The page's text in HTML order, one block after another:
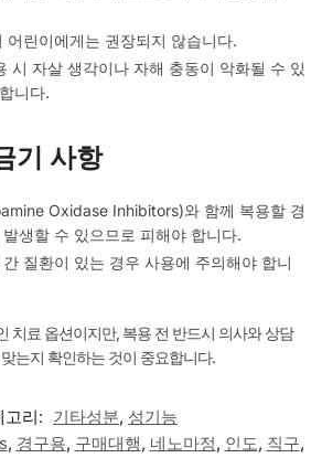
어린이에게는 권장되지 않습니다.
시 자살 생각이나 자해 충동이 악화될 수 있
니다.
기 사항
Oxidase Inhibitors)와 함께 복용할 경
생할 수 있으므로 피해야 합니다.
질환이 있는 경우 사용에 주의해야 합니
치료 옵션이지만, 복용 전 반드시 의사와 상담
는지 확인하는 것이 중요합니다.
고리: 기타성분, 성기능
, 경구용, 구매대행, 네노마정, 인도, 직구,